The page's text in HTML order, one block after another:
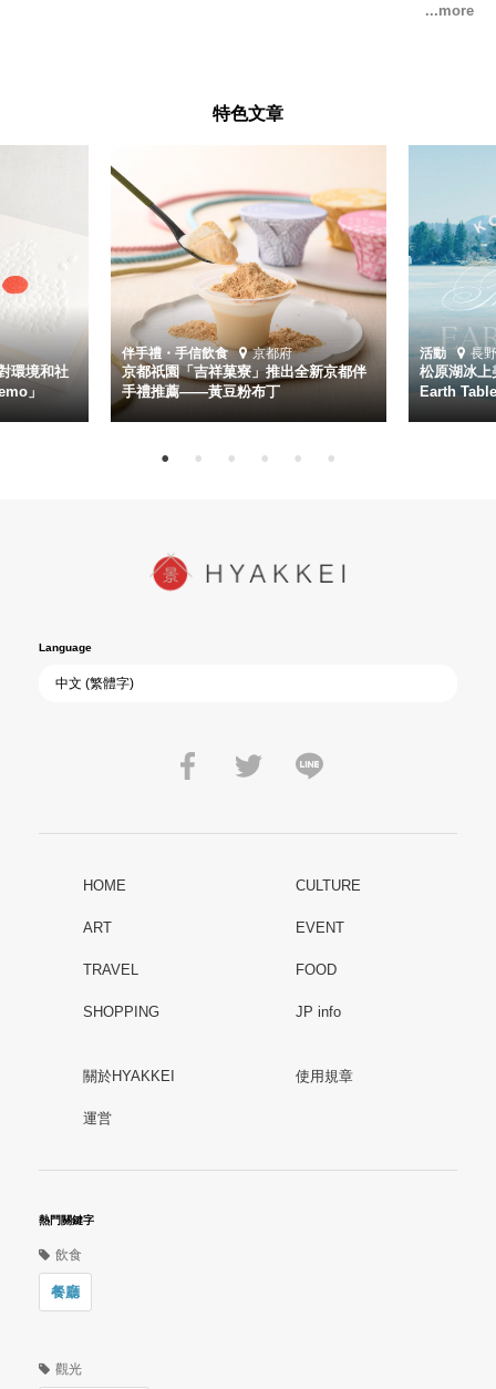
特色文章
環境和社
」
伴手禮・手信飲食 京都府
京都祇園「吉祥菓寮」推出全新京都伴
手禮推薦——黃豆粉布丁
活動 長
松原湖冰
Earth
Language
HOME CULTURE
ART EVENT
TRAVEL FOOD
SHOPPING JP info
關於HYAKKEI 使用規章
運営
熱門關鍵字
飲食
餐廳
觀光